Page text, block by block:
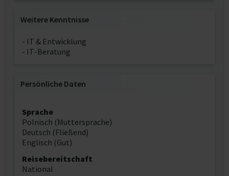
Weitere Kenntnisse
- IT & Entwicklung
- IT-Beratung
Persönliche Daten
Sprache
Polnisch (Muttersprache)
Deutsch (Fließend)
Englisch (Gut)
Reisebereitschaft
National